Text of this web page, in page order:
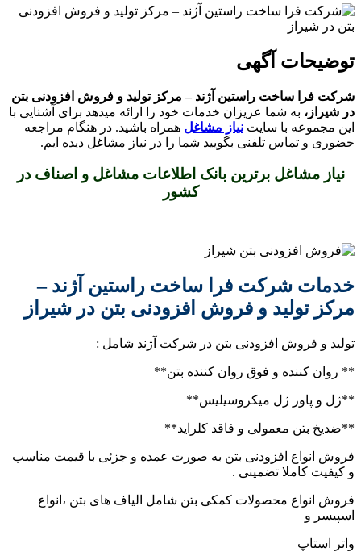
توضیحات آگهی
شرکت فرا ساخت راستین آژند – مرکز تولید و فروش افزودنی بتن
در شیراز، به شما عزیزان خدمات خود را ارائه میدهد برای آشنایی با
این مجموعه با سایت نیاز مشاغلهمراه باشید. در هنگام مراجعه
حضوری و تماس تلفنی بگویید شما را در نیاز مشاغل دیده ایم.
نیاز مشاغل برترین بانک اطلاعات مشاغل و اصناف در
کشور
خدمات شرکت فرا ساخت راستین آژند –
مرکز تولید و فروش افزودنی بتن در شیراز
تولید و فروش افزودنی بتن در شرکت آژند شامل :
** روان کننده و فوق روان کننده بتن**
**ژل و پاور ژل میکروسیلیس**
**ضدیخ بتن معمولی و فاقد کلراید**
فروش انواع افزودنی بتن به صورت عمده و جزئی با قیمت مناسب
و کیفیت کاملا تضمینی .
فروش انواع محصولات کمکی بتن شامل الیاف های بتن ،انواع
اسپیسر و
واتر استاپ